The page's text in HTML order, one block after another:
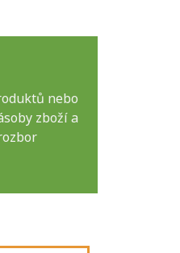
nebo
zboží a